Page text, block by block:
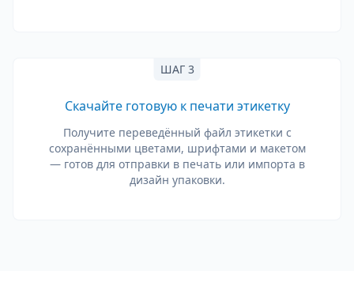
ШАГ 3
Скачайте готовую к печати этикетку
Получите переведённый файл этикетки с
сохранёнными цветами, шрифтами и макетом
— готов для отправки в печать или импорта в
дизайн упаковки.